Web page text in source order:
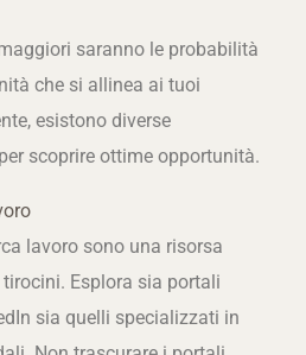
saranno le probabilità
che si allinea ai tuoi
esistono diverse
scoprire ottime opportunità.
lavoro sono una risorsa
Esplora sia portali
sia quelli specializzati in